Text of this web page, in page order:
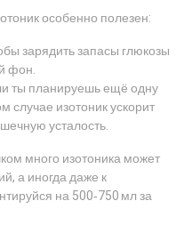
особенно полезен:
зарядить запасы глюкозы
фон.
ты планируешь ещё одну
случае изотоник ускорит
усталость.
много изотоника может
а иногда даже к
на 500‑750 мл за